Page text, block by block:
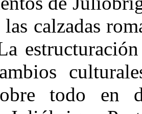
calzadas
todo en